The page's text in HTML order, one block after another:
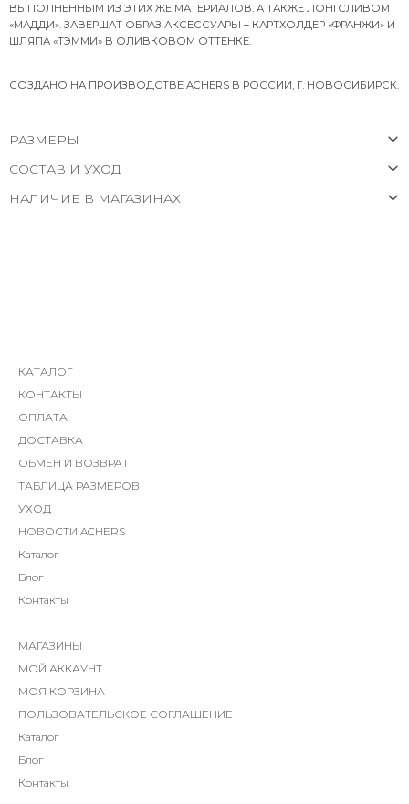
ВЫПОЛНЕННЫМ ИЗ ЭТИХ ЖЕ МАТЕРИАЛОВ. А ТАКЖЕ ЛОНГСЛИВОМ
«МАДДИ». ЗАВЕРШАТ ОБРАЗ АКСЕССУАРЫ – КАРТХОЛДЕР «ФРАНЖИ» И
ШЛЯПА «ТЭММИ» В ОЛИВКОВОМ ОТТЕНКЕ.
СОЗДАНО НА ПРОИЗВОДСТВЕ ACHERS В РОССИИ, Г. НОВОСИБИРСК.
РАЗМЕРЫ
СОСТАВ И УХОД
НАЛИЧИЕ В МАГАЗИНАХ
КАТАЛОГ
КОНТАКТЫ
ОПЛАТА
ДОСТАВКА
ОБМЕН И ВОЗВРАТ
ТАБЛИЦА РАЗМЕРОВ
УХОД
НОВОСТИ ACHERS
Каталог
Блог
Контакты
МАГАЗИНЫ
МОЙ АККАУНТ
МОЯ КОРЗИНА
ПОЛЬЗОВАТЕЛЬСКОЕ СОГЛАШЕНИЕ
Каталог
Блог
Контакты